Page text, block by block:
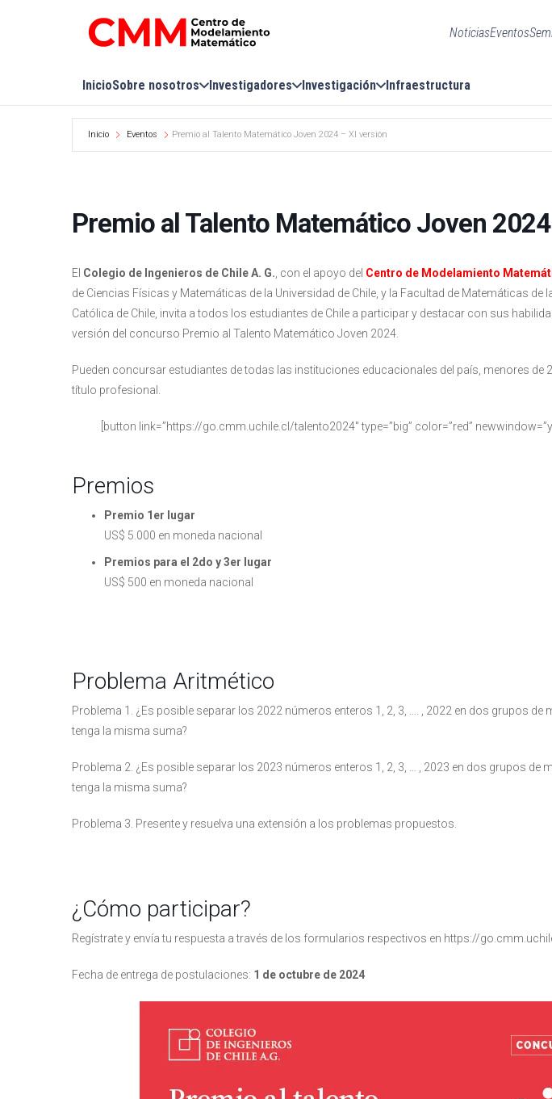
NoticiasEventos
InicioSobre nosotros Investigadores Investigación Infraestructura
Inicio Eventos Premio al Talento Matemático Joven 2024 – XI versión
Premio al Talento Matemático Joven
El Colegio de Ingenieros de Chile A. G. , con el apoyo del Centro de Modelamiento
de Ciencias Físicas y Matemáticas de la Universidad de Chile, y la Facultad de Matemáticas de
Católica de Chile, invita a todos los estudiantes de Chile a participar y destacar con sus
versión del concurso Premio al Talento Matemático Joven 2024.
Pueden concursar estudiantes de todas las instituciones educacionales del país, menores de
título profesional.
[button link=”https://go.cmm.uchile.cl/talento2024″ type=”big” color=”red”
Premios
Premio 1er lugar
US$ 5.000 en moneda nacional
Premios para el 2do y 3er lugar
US$ 500 en moneda nacional
Problema Aritmético
Problema 1. ¿Es posible separar los 2022 números enteros 1, 2, 3, …. , 2022 en dos grupos de
tenga la misma suma?
Problema 2. ¿Es posible separar los 2023 números enteros 1, 2, 3, … , 2023 en dos grupos de
tenga la misma suma?
Problema 3. Presente y resuelva una extensión a los problemas propuestos.
¿Cómo participar?
Regístrate y envía tu respuesta a través de los formularios respectivos en https://
Fecha de entrega de postulaciones: 1 de octubre de 2024